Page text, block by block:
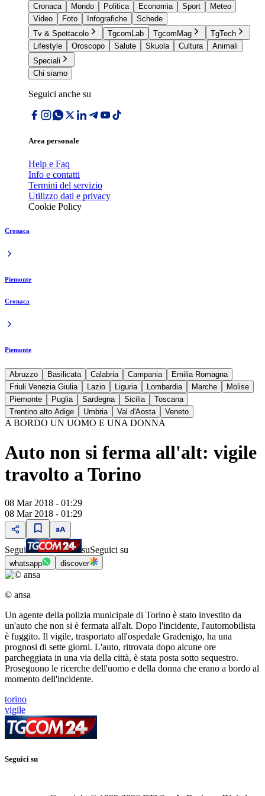
Cronaca
Mondo Politica Economia Sport
Meteo
Video
Foto Infografiche
Schede
Tv & Spettacolo
TgcomLab TgcomMag
TgTech
Lifestyle
Oroscopo Salute Skuola Cultura
Animali
Speciali
Chi siamo
Seguici anche su
Area personale
Help e Faq
Info e contatti
Termini del servizio
Utilizzo dati e privacy
Cookie Policy
Cronaca
Piemonte
Cronaca
Piemonte
Abruzzo Basilicata Calabria Campania
Emilia Romagna
Friuli Venezia Giulia
Lazio Liguria Lombardia Marche
Molise
Piemonte
Puglia Sardegna Sicilia
Toscana
Trentino alto Adige
Umbria Val d'Aosta Veneto
A BORDO UN UOMO E UNA DONNA
Auto non si ferma all'alt: vigile
travolto a Torino
08 Mar 2018 - 01:29
08 Mar 2018 - 01:29
Segui suSeguici su
whatsapp discover
© ansa
Un agente della polizia municipale di Torino è stato investito da
un'auto che non si è fermata all'alt. Dopo l'incidente, l'automobilista
è fuggito. Il vigile, trasportato all'ospedale Gradenigo, ha una
prognosi di sette giorni. L'auto, ritrovata dopo alcune ore
parcheggiata in una via della città, è stata posta sotto sequestro.
Proseguono le ricerche dell'uomo e della donna che erano a bordo al
momento dell'incidente.
torino
vigile
Seguici su